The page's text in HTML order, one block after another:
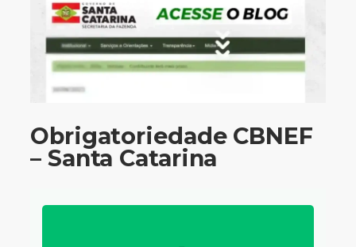
Obrigatoriedade CBNEF
– Santa Catarina